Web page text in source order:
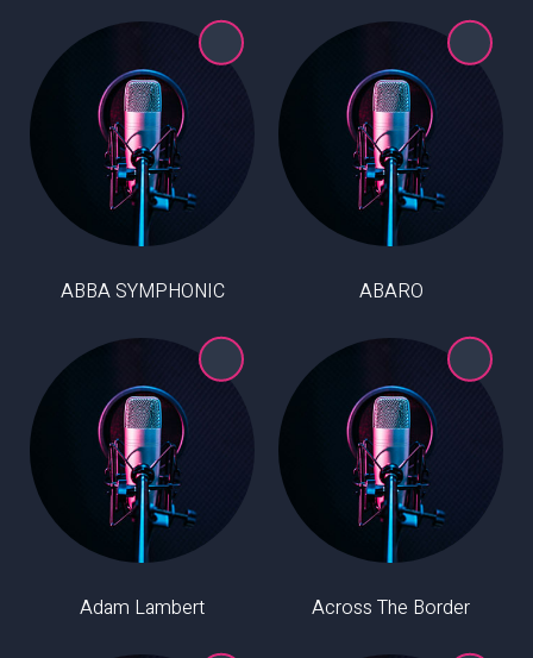
ABARO
ABBA SYMPHONIC
Across The Border
Adam Lambert